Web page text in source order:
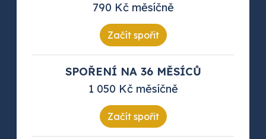
790 Kč měsíčně
Začít spořit
SPOŘENÍ NA 36 MĚSÍCŮ
1 050 Kč měsíčně
Začít spořit